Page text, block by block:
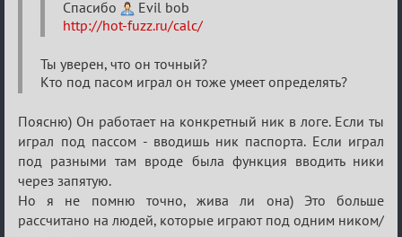
Спасибо
Evil bob
http://hot-fuzz.ru/calc/
Ты уверен, что он точный?
Кто под пасом играл он тоже умеет определять?
Поясню) Он работает на конкретный ник в логе. Если ты
играл под пассом - вводишь ник паспорта. Если играл
под разными там вроде была функция вводить ники
через запятую.
Но я не помню точно, жива ли она) Это больше
рассчитано на людей, которые играют под одним ником/